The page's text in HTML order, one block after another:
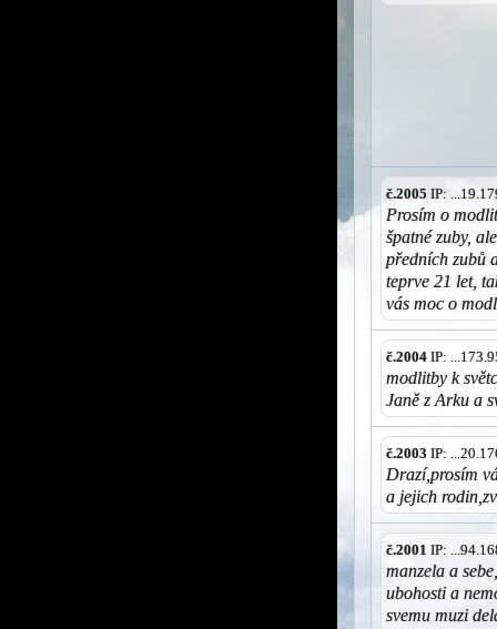
č.2005 IP:
Prosím o
špatné zuby,
předních zubů
teprve 21 let,
vás moc o
č.2004 IP:
modlitby k
Janě z Arku a
č.2003 IP:
Drazí,prosím
a jejich
č.2001 IP:
manzela a
ubohosti a
svemu muzi